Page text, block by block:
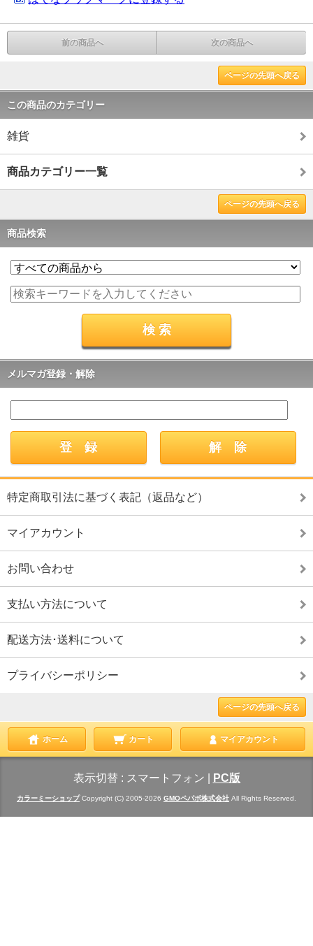
前の商品へ 次の商品へ
ページの先頭へ戻る
この商品のカテゴリー
雑貨
商品カテゴリー一覧
ページの先頭へ戻る
商品検索
メルマガ登録・解除
特定商取引法に基づく表記（返品など）
マイアカウント
お問い合わせ
支払い方法について
配送方法･送料について
プライバシーポリシー
ページの先頭へ戻る
ホーム カート マイアカウント
表示切替 : スマートフォン PC版
カラーミーショップCopyright (C) 2005-2026 GMOペパボ株式会社 All Rights Reserved.